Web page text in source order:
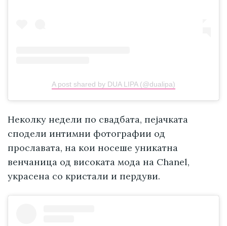
A post shared by DUA LIPA (@dualipa)
Неколку недели по свадбата, пејачката
сподели интимни фотографии од
прославата, на кои носеше уникатна
венчаница од високата мода на Chanel,
украсена со кристали и пердуви.